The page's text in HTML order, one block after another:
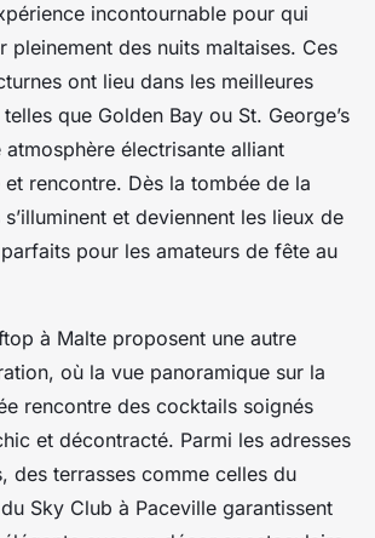
incontournable pour qui
pleinement des nuits maltaises. Ces
ont lieu dans les meilleures
que Golden Bay ou St. George’s
atmosphère électrisante alliant
et rencontre. Dès la tombée de la
et deviennent les lieux de
pour les amateurs de fête au
à Malte proposent une autre
où la vue panoramique sur la
rencontre des cocktails soignés
et décontracté. Parmi les adresses
des terrasses comme celles du
Sky Club à Paceville garantissent